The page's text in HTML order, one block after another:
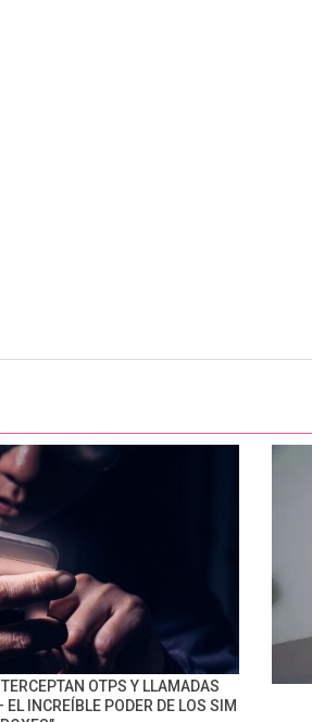
OTPS Y LLAMADAS
EL INCREÍBLE PODER DE LOS SIM